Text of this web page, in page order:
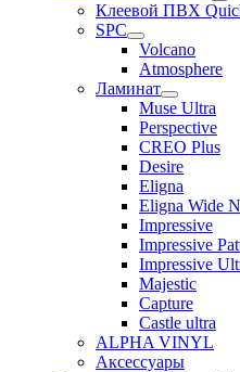
Клеевой ПВХ
SPC
Volcano
Atmosphere
Ламинат
Muse Ultra
Perspective
CREO Plus
Desire
Eligna
Eligna Wide
Impressive
Impressive
Impressive
Majestic
Capture
Castle ultra
ALPHA VINYL
Аксессуары